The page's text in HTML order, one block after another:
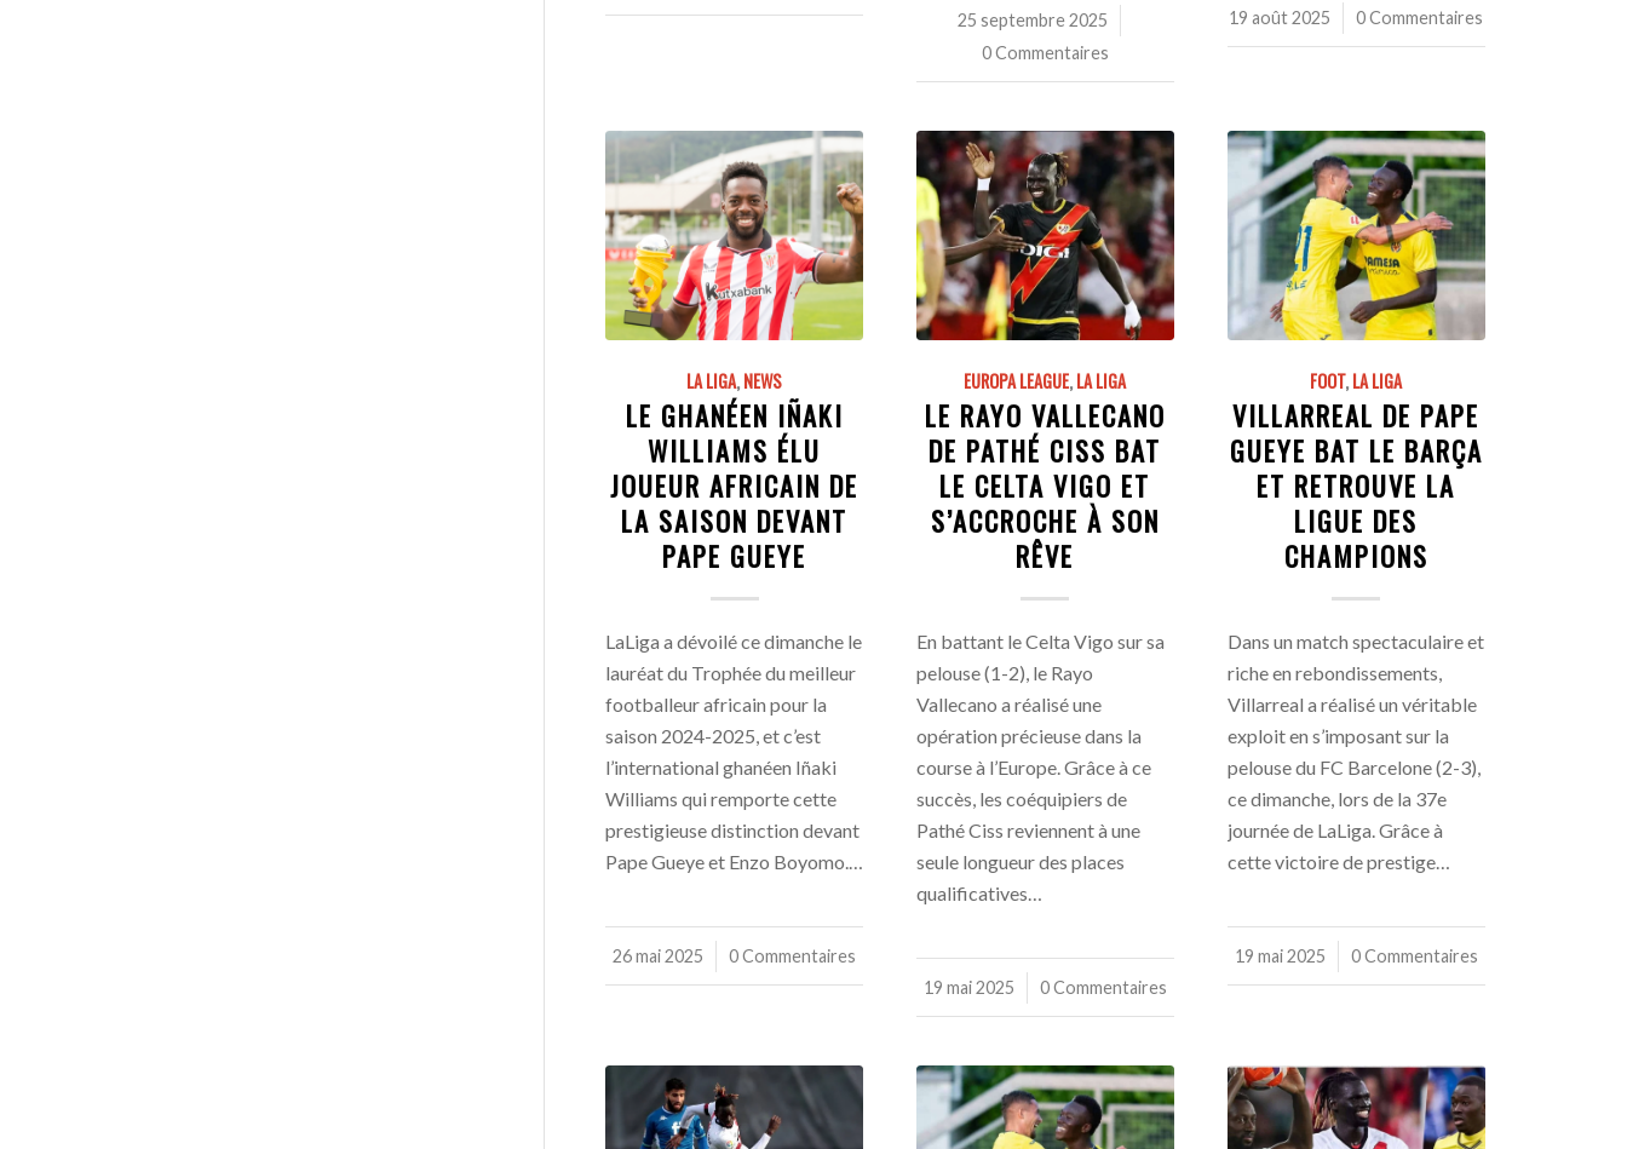
25 septembre 2025
/
0 Commentaires
19 août 2025
/ 0 Commentaires
LA LIGA,NEWS
LE GHANÉEN IÑAKI
WILLIAMS ÉLU
JOUEUR AFRICAIN DE
LA SAISON DEVANT
PAPE GUEYE
LaLiga a dévoilé ce dimanche le
lauréat du Trophée du meilleur
footballeur africain pour la
saison 2024-2025, et c’est
l’international ghanéen Iñaki
Williams qui remporte cette
prestigieuse distinction devant
Pape Gueye et Enzo Boyomo.…
26 mai 2025
/ 0 Commentaires
EUROPA LEAGUE,LA LIGA
LE RAYO VALLECANO
DE PATHÉ CISS BAT
LE CELTA VIGO ET
S’ACCROCHE À SON
RÊVE
En battant le Celta Vigo sur sa
pelouse (1-2), le Rayo
Vallecano a réalisé une
opération précieuse dans la
course à l’Europe. Grâce à ce
succès, les coéquipiers de
Pathé Ciss reviennent à une
seule longueur des places
qualificatives…
19 mai 2025
/ 0 Commentaires
FOOT,LA LIGA
VILLARREAL DE PAPE
GUEYE BAT LE BARÇA
ET RETROUVE LA
LIGUE DES
CHAMPIONS
Dans un match spectaculaire et
riche en rebondissements,
Villarreal a réalisé un véritable
exploit en s’imposant sur la
pelouse du FC Barcelone (2-3),
ce dimanche, lors de la 37e
journée de LaLiga. Grâce à
cette victoire de prestige…
19 mai 2025
/ 0 Commentaires